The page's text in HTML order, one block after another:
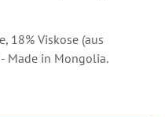
18% Viskose (aus
Made in Mongolia.